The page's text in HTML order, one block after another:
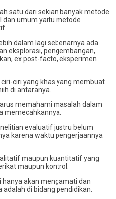
satu dari sekian banyak metode
dan umum yaitu metode
dalam lagi sebenarnya ada
eksplorasi, pengembangan,
ex post-facto, eksperimen
ciri yang khas yang membuat
di antaranya.
memahami masalah dalam
memecahkannya.
evaluatif justru belum
karena waktu pengerjaannya
maupun kuantitatif yang
maupun kontrol.
hanya akan mengamati dan
di bidang pendidikan.